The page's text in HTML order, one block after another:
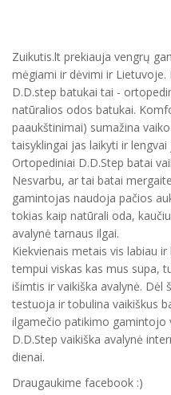
Zuikutis.lt prekiauja vengrų
mėgiami ir dėvimi ir Lietuvoje.
D.D.step batukai tai -
natūralios odos batukai.
paaukštinimai) sumažina
taisyklingai jas laikyti ir
Ortopediniai D.D.Step batai
Nesvarbu, ar tai batai
gamintojas naudoja pačios
tokias kaip natūrali oda,
avalynė tarnaus ilgai.
Kiekvienais metais vis labiau
tempui viskas kas mus supa,
išimtis ir vaikiška avalynė. Dėl
testuoja ir tobulina vaikiškus
ilgamečio patikimo gamintojo
D.D.Step vaikiška avalynė
dienai.
Draugaukime facebook :)